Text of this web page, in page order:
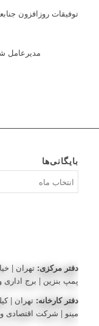
توفیقات روزافزون
مدیرعامل
بایگانی‌ها
دفتر مرکزی: تهران |
پمپ بنزین | برج اداری
دفتر کارخانه:
مینو | شرکت اقتصادی و